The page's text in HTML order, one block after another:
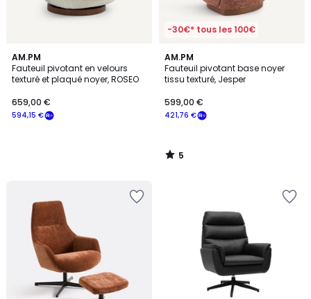
AM.PM
Fauteuil pivotant en velours
texturé et plaqué noyer, ROSEO
594,15 €
659,00 €
-30€* tous les 100€
AM.PM
Fauteuil pivotant base noyer
tissu texturé, Jesper
421,76 €
599,00 €
5
/
5
5
/